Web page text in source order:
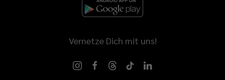
Vernetze Dich mit uns!